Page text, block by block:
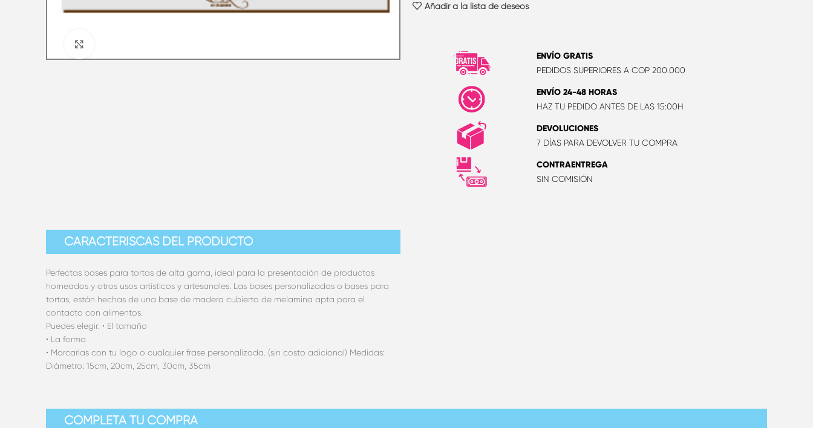
Añadir a la lista de deseos
ENVÍO GRATIS
PEDIDOS SUPERIORES A COP 200.000
ENVÍO 24-48 HORAS
HAZ TU PEDIDO ANTES DE LAS 15:00H
DEVOLUCIONES
7 DÍAS PARA DEVOLVER TU COMPRA
CONTRAENTREGA
SIN COMISIÓN
CARACTERÍSCAS DEL PRODUCTO
Perfectas bases para tortas de alta gama, ideal para la presentación de productos
horneados y otros usos artísticos y artesanales. Las bases personalizadas o bases para
tortas, están hechas de una base de madera cubierta de melamina apta para el
contacto con alimentos.
Puedes elegir: • El tamaño
• La forma
• Marcarlas con tu logo o cualquier frase personalizada. (sin costo adicional) Medidas:
Diámetro: 15cm, 20cm, 25cm, 30cm, 35cm
COMPLETA TU COMPRA